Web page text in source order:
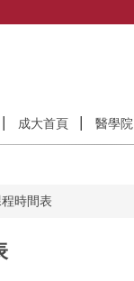
成大首頁 醫學院
時間表